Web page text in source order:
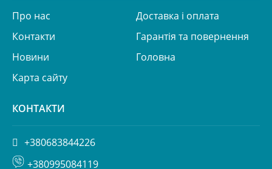
Про нас
Доставка і оплата
Контакти
Гарантія та повернення
Новини
Головна
Карта сайту
КОНТАКТИ
+380683844226
+380995084119